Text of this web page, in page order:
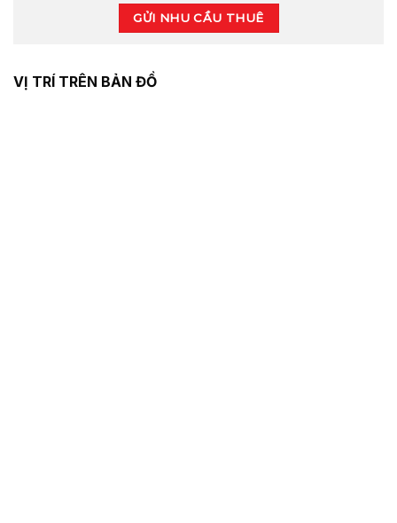
GỬI NHU CẦU THUÊ
VỊ TRÍ TRÊN BẢN ĐỒ